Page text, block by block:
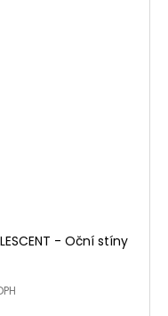
- Oční stíny